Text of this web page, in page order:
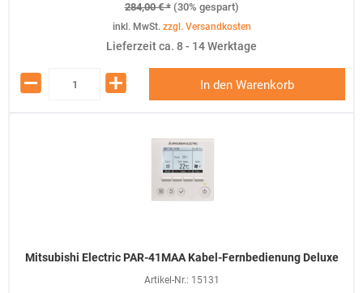
284,00 € * (30% gespart)
inkl. MwSt. zzgl. Versandkosten
Lieferzeit ca. 8 - 14 Werktage
In den Warenkorb
Mitsubishi Electric PAR-41MAA Kabel-Fernbedienung Deluxe
Artikel-Nr.: 15131